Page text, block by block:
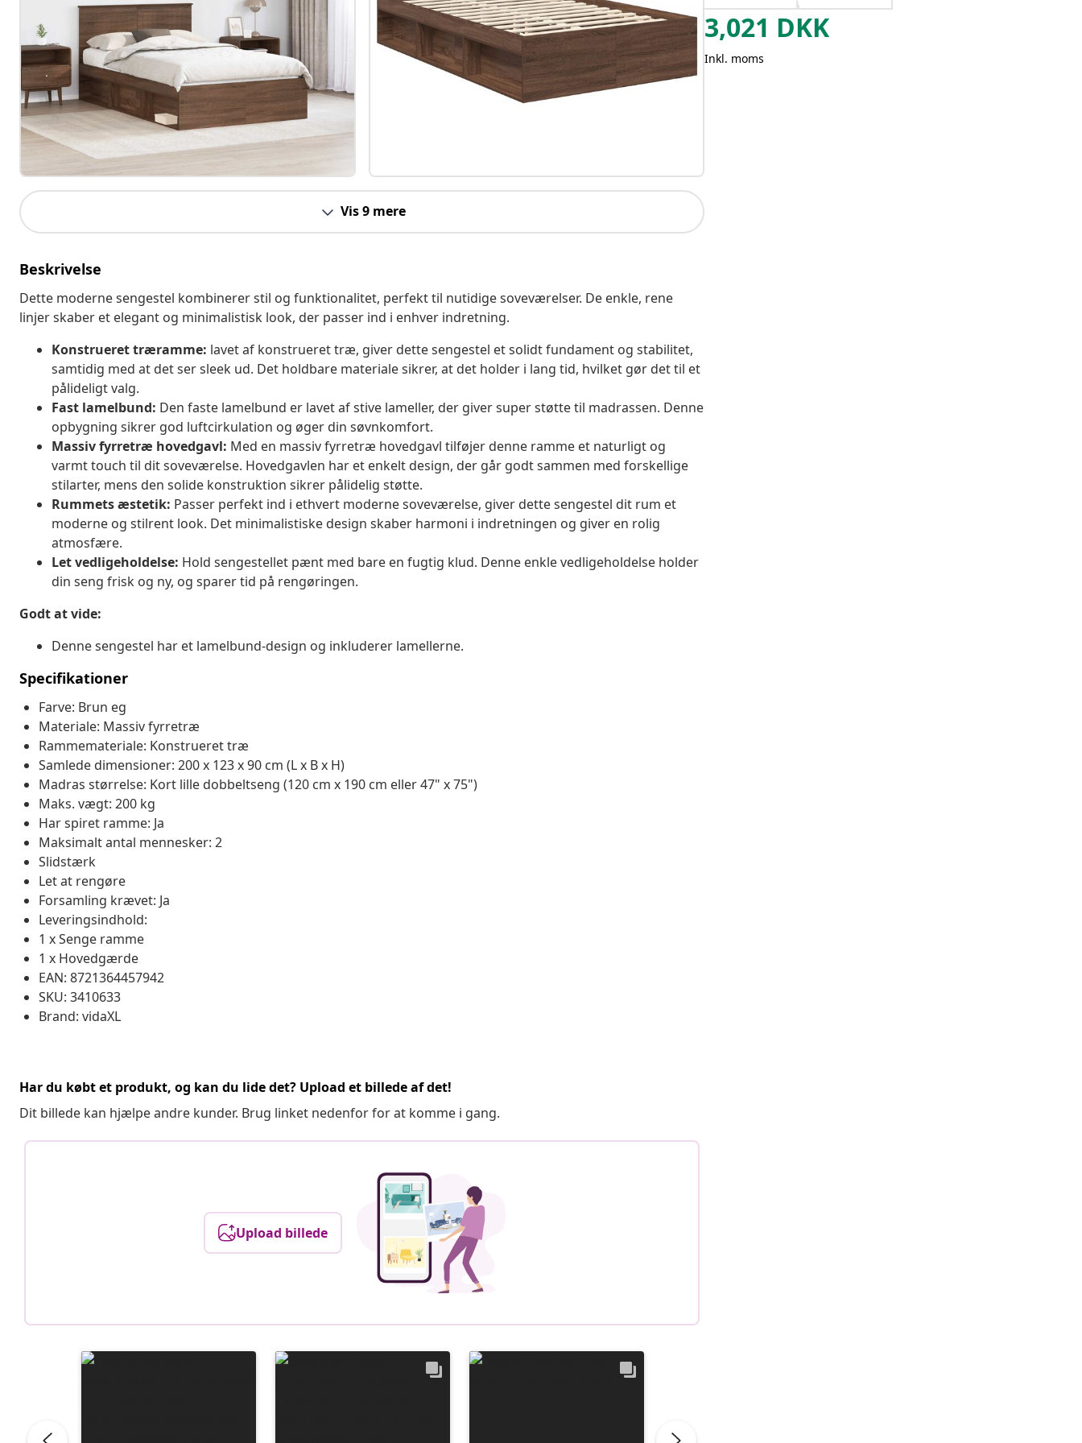
Vis 9 mere
Beskrivelse
Dette moderne sengestel kombinerer stil og funktionalitet, perfekt til nutidige soveværelser. De enkle, rene
linjer skaber et elegant og minimalistisk look, der passer ind i enhver indretning.
Konstrueret træramme: lavet af konstrueret træ, giver dette sengestel et solidt fundament og stabilitet,
samtidig med at det ser sleek ud. Det holdbare materiale sikrer, at det holder i lang tid, hvilket gør det til et
pålideligt valg.
Fast lamelbund: Den faste lamelbund er lavet af stive lameller, der giver super støtte til madrassen. Denne
opbygning sikrer god luftcirkulation og øger din søvnkomfort.
Massiv fyrretræ hovedgavl: Med en massiv fyrretræ hovedgavl tilføjer denne ramme et naturligt og
varmt touch til dit soveværelse. Hovedgavlen har et enkelt design, der går godt sammen med forskellige
stilarter, mens den solide konstruktion sikrer pålidelig støtte.
Rummets æstetik: Passer perfekt ind i ethvert moderne soveværelse, giver dette sengestel dit rum et
moderne og stilrent look. Det minimalistiske design skaber harmoni i indretningen og giver en rolig
atmosfære.
Let vedligeholdelse: Hold sengestellet pænt med bare en fugtig klud. Denne enkle vedligeholdelse holder
din seng frisk og ny, og sparer tid på rengøringen.
Godt at vide:
Denne sengestel har et lamelbund-design og inkluderer lamellerne.
Specifikationer
Farve: Brun eg
Materiale: Massiv fyrretræ
Rammemateriale: Konstrueret træ
Samlede dimensioner: 200 x 123 x 90 cm (L x B x H)
Madras størrelse: Kort lille dobbeltseng (120 cm x 190 cm eller 47" x 75")
Maks. vægt: 200 kg
Har spiret ramme: Ja
Maksimalt antal mennesker: 2
Slidstærk
Let at rengøre
Forsamling krævet: Ja
Leveringsindhold:
1 x Senge ramme
1 x Hovedgærde
EAN: 8721364457942
SKU: 3410633
Brand: vidaXL
Har du købt et produkt, og kan du lide det? Upload et billede af det!
Dit billede kan hjælpe andre kunder. Brug linket nedenfor for at komme i gang.
Upload billede
3,021 DKK
Inkl. moms